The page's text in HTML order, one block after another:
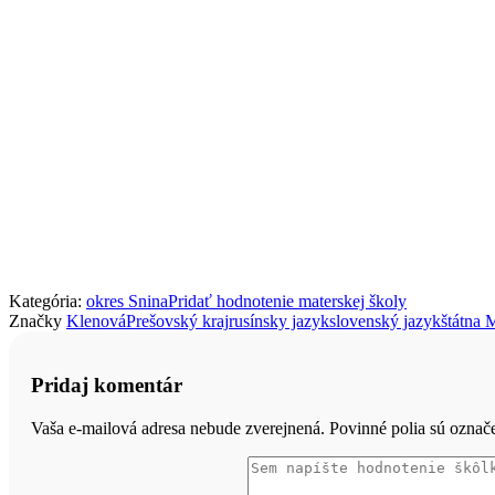
Kategória: okres SninaPridať hodnotenie materskej školy
Značky KlenováPrešovský krajrusínsky jazykslovenský jazykštátna
Pridaj komentár
Vaša e-mailová adresa nebude zverejnená. Povinné polia sú